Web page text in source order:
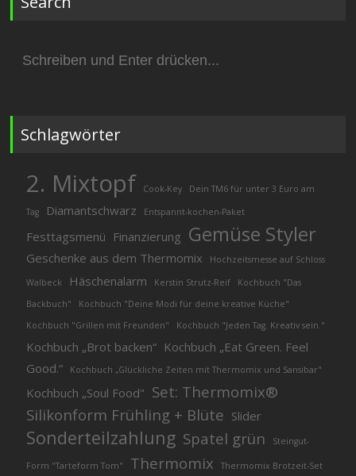
nach:
Schlagwörter
2. Mixtopf Cook-Key Dein TM6 für unter 3 Euro am
Tag Diamantschwarz Entspannt-kochen-Paket
Festtagsmenü Finanzierung Gemüse Styler
Geschenke aus dem Thermomix Hochzeitsmesse auf Schloss
Walbeck Häschenalarm Kerstin Strutz-Reif
Kochbuch "Das
Backbuch"
Kochbuch "Deine Modi für deine kreative Küche"
Kochbuch "Grillen mit Freunden"
Kochbuch "Jeden Tag. Kreativ sein."
Kochbuch „Brot backen“ Kochbuch „Eat Green. Feel
Good.“
Kochbuch „Glückliche Zeiten mit Thermomix und Sansibar"
Kochbuch „Soul Food" Set: Thermomix®
Silikonform Frühling + Blüte Slider
Sonderteilzahlung Spatel grün Steingut-
Form "Tarteform Tom" Thermomix Thermomix Brotzeit-Set